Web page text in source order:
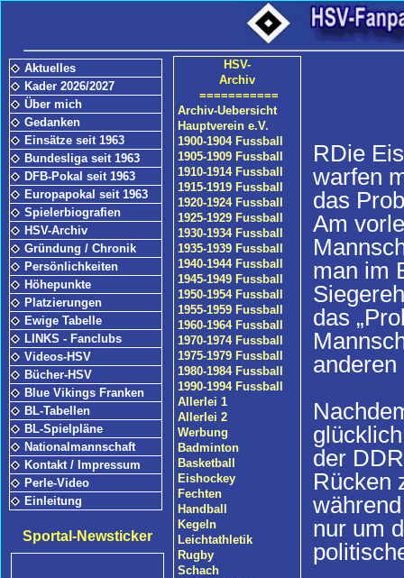
Aktuelles
Kader 2026/2027
Über mich
Gedanken
Einsätze seit 1963
Bundesliga seit 1963
DFB-Pokal seit 1963
Europapokal seit 1963
Spielerbiografien
HSV-Archiv
Gründung / Chronik
Persönlichkeiten
Höhepunkte
Platzierungen
Ewige Tabelle
LINKS - Fanclubs
Videos-HSV
Bücher-HSV
Blue Vikings Franken
BL-Tabellen
BL-Spielpläne
Nationalmannschaft
Kontakt / Impressum
Perle-Video
Einleitung
Sportal-Newsticker
RDie
warfen
das
Am
man im
das
der
Rücken
nur um
HSV-
Archiv
===========
Archiv-Uebersicht
Hauptverein e.V.
1900-1904 Fussball
1905-1909 Fussball
1910-1914 Fussball
1915-1919 Fussball
1920-1924 Fussball
1925-1929 Fussball
1930-1934 Fussball
1935-1939 Fussball
1940-1944 Fussball
1945-1949 Fussball
1950-1954 Fussball
1955-1959 Fussball
1960-1964 Fussball
1970-1974 Fussball
1975-1979 Fussball
1980-1984 Fussball
1990-1994 Fussball
Allerlei 1
Allerlei 2
Werbung
Badminton
Basketball
Eishockey
Fechten
Handball
Kegeln
Leichtathletik
Rugby
Schach